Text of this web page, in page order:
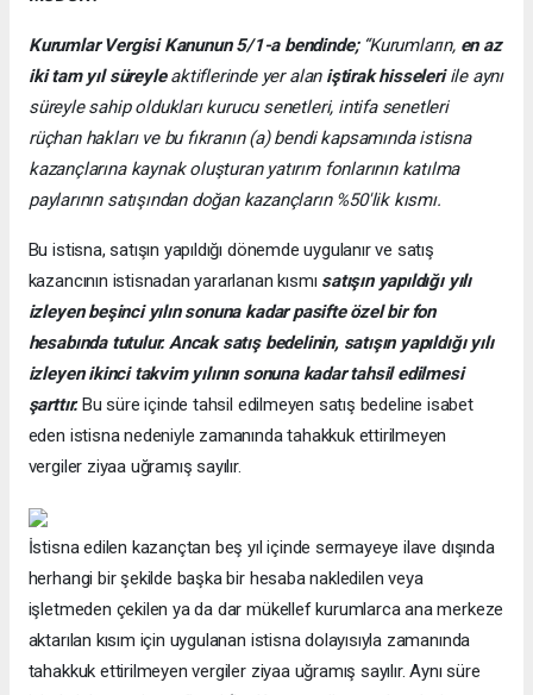
Kurumlar Vergisi Kanunun 5/1-a bendinde; “Kurumların, en az
iki tam yıl süreyleaktiflerinde yer alan iştirak hisseleriile aynı
süreyle sahip oldukları kurucu senetleri, intifa senetleri
rüçhan hakları ve bu fıkranın (a) bendi kapsamında istisna
kazançlarına kaynak oluşturan yatırım fonlarının katılma
paylarının satışından doğan kazançların %50'lik kısmı.
Bu istisna, satışın yapıldığı dönemde uygulanır ve satış
kazancının istisnadan yararlanan kısmı satışın yapıldığı yılı
izleyen beşinci yılın sonuna kadar pasifte özel bir fon
hesabında tutulur. Ancak satış bedelinin, satışın yapıldığı yılı
izleyen ikinci takvim yılının sonuna kadar tahsil edilmesi
şarttır.Bu süre içinde tahsil edilmeyen satış bedeline isabet
eden istisna nedeniyle zamanında tahakkuk ettirilmeyen
vergiler ziyaa uğramış sayılır.
İstisna edilen kazançtan beş yıl içinde sermayeye ilave dışında
herhangi bir şekilde başka bir hesaba nakledilen veya
işletmeden çekilen ya da dar mükellef kurumlarca ana merkeze
aktarılan kısım için uygulanan istisna dolayısıyla zamanında
tahakkuk ettirilmeyen vergiler ziyaa uğramış sayılır. Aynı süre